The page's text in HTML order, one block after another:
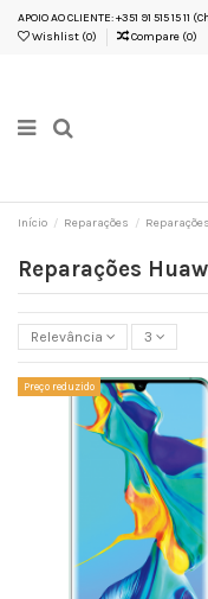
APOIO AO CLIENTE: +351 91 515 15
Wishlist (0) Compare (0)
Início Reparações
Reparações
Relevância 3
Preço reduzido